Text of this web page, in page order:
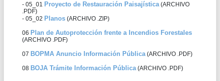
- 05_01 Proyecto de Restauración Paisajística(ARCHIVO
.PDF)
- 05_02 Planos(ARCHIVO .ZIP)
06 Plan de Autoprotección frente a Incendios Forestales
(ARCHIVO .PDF)
07 BOPMA Anuncio Información Pública(ARCHIVO .PDF)
08 BOJA Trámite Información Pública (ARCHIVO .PDF)